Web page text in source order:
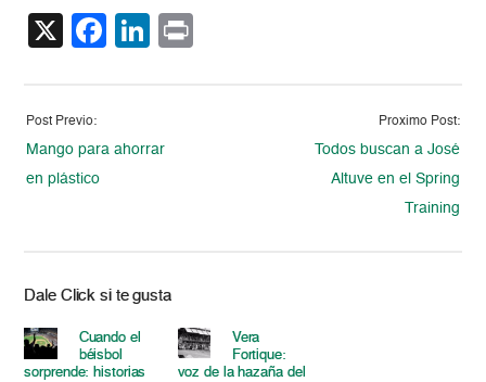
X Facebook
LinkedIn
Post Previo:
Mango para ahorrar
en plástico
Proximo Post:
Todos buscan a José
Altuve en el Spring
Training
Dale Click si te gusta
Cuando el
béisbol
sorprende: historias
Vera
Fortique:
voz de la hazaña del